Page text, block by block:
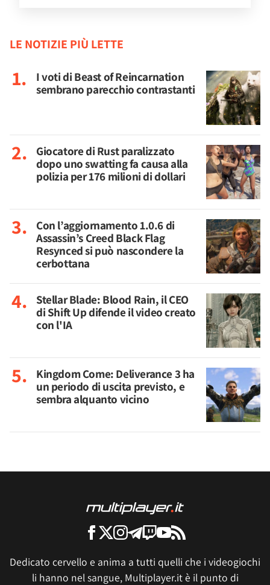
LE NOTIZIE PIÙ LETTE
I voti di Beast of Reincarnation
sembrano parecchio contrastanti
Giocatore di Rust paralizzato
dopo uno swatting fa causa alla
polizia per 176 milioni di dollari
Con l’aggiornamento 1.0.6 di
Assassin’s Creed Black Flag
Resynced si può nascondere la
cerbottana
Stellar Blade: Blood Rain, il CEO
di Shift Up difende il video creato
con l'IA
Kingdom Come: Deliverance 3 ha
un periodo di uscita previsto, e
sembra alquanto vicino
Dedicato cervello e anima a tutti quelli che i videogiochi
li hanno nel sangue, Multiplayer.it è il punto di